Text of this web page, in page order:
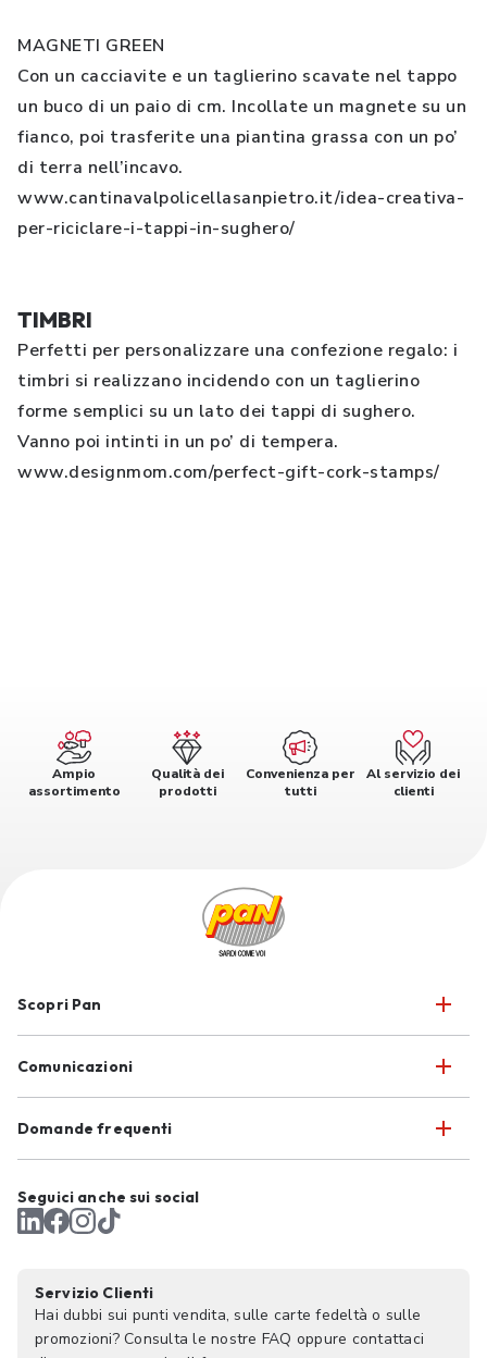
MAGNETI GREEN
Con un cacciavite e un taglierino scavate nel tappo
un buco di un paio di cm. Incollate un magnete su un
fianco, poi trasferite una piantina grassa con un po’
di terra nell’incavo.
www.cantinavalpolicellasanpietro.it/idea-creativa-
per-riciclare-i-tappi-in-sughero/
TIMBRI
Perfetti per personalizzare una confezione regalo: i
timbri si realizzano incidendo con un taglierino
forme semplici su un lato dei tappi di sughero.
Vanno poi intinti in un po’ di tempera.
www.designmom.com/perfect-gift-cork-stamps/
Ampio
assortimento
Qualità dei
prodotti
Convenienza per
tutti
Al servizio dei
clienti
Scopri Pan
Comunicazioni
Domande frequenti
Seguici anche sui social
Servizio Clienti
Hai dubbi sui punti vendita, sulle carte fedeltà o sulle
promozioni? Consulta le nostre FAQ oppure contattaci